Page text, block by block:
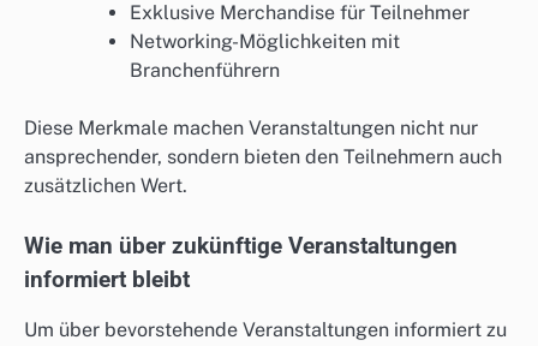
Exklusive Merchandise für Teilnehmer
Networking-Möglichkeiten mit
Branchenführern
Diese Merkmale machen Veranstaltungen nicht nur
ansprechender, sondern bieten den Teilnehmern auch
zusätzlichen Wert.
Wie man über zukünftige Veranstaltungen
informiert bleibt
Um über bevorstehende Veranstaltungen informiert zu